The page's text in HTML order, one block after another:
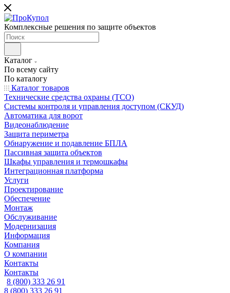
Комплексные решения по защите объектов
Каталог
По всему сайту
По каталогу
Каталог товаров
Технические средства охраны (ТСО)
Системы контроля и управления доступом (СКУД)
Автоматика для ворот
Видеонаблюдение
Защита периметра
Обнаружение и подавление БПЛА
Пассивная защита объектов
Шкафы управления и термошкафы
Интеграционная платформа
Услуги
Проектирование
Обеспечение
Монтаж
Обслуживание
Модернизация
Информация
Компания
О компании
Контакты
Контакты
8 (800) 333 26 91
8 (800) 333 26 91